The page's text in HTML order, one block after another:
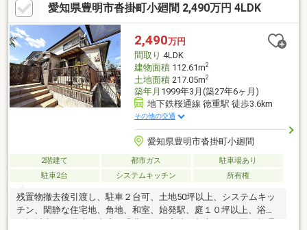
愛知県豊明市沓掛町小廻間 2,490万円 4LDK
2,490万円
間取り 4LDK
建物面積112.61m2
土地面積217.05m2
築年月 1999年3月(築27年6ヶ月)
地下鉄桜通線 徳重駅 徒歩3.6km
その他の交通
愛知県豊明市沓掛町小廻間
2階建て 都市ガス
駐車場あり
駐車2台
システムキッチン 所有権
残置物撤去後引渡し、駐車２台可、土地50坪以上、システムキッ
チン、閑静な住宅地、角地、和室、始発駅、庭１０坪以上、浴室